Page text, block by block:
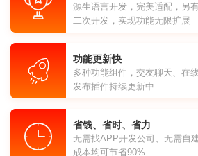
源生语言开发，完美适配，另
二次开发，实现功能无限扩展
功能更新快
多种功能组件，交友聊天、在
发布插件持续更新中
省钱、省时、省力
无需找APP开发公司、无需自
成本均可节省90%